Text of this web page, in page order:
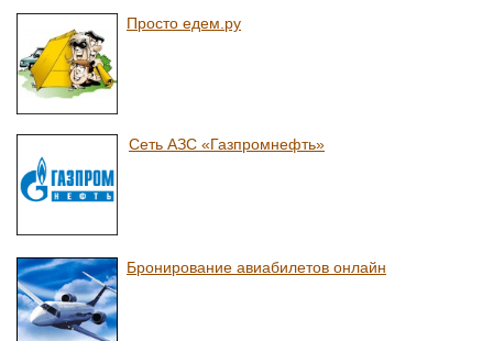
Просто едем.ру
Сеть АЗС «Газпромнефть»
Бронирование авиабилетов онлайн